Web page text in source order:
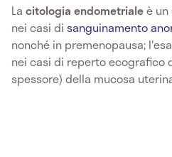
La citologia endometrialeè
nei casi di sanguinamento
nonché in premenopausa;
nei casi di reperto ecografico
spessore) della mucosa